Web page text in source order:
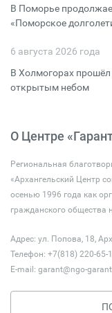
В Поморье
«Поморское
6 августа 2026 года
В Холмогорах
открытым небом
О Центре
Региональная
«Архангельский Центр
осенью 1996 года как
гражданского общества
Адрес: ул. Попова, 18,
Телефон: +7(818) 220-65-
E-mail: garant@ngo-